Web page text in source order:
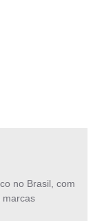
no Brasil, com
marcas